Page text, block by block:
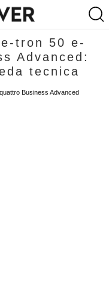
tron 50 e-
Advanced:
tecnica
Business Advanced